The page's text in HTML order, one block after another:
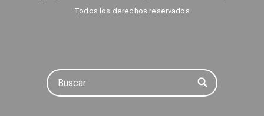
Todos los derechos reservados